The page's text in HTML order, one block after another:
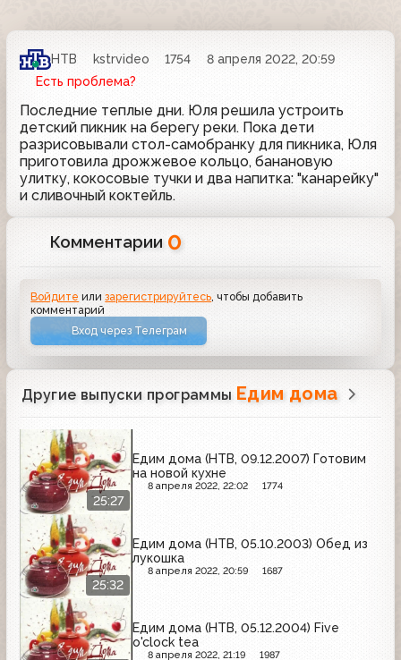
НТВ kstrvideo 1754
8 апреля 2022, 20:59
Есть проблема?
Последние теплые дни. Юля решила устроить
детский пикник на берегу реки. Пока дети
разрисовывали стол-самобранку для пикника, Юля
приготовила дрожжевое кольцо, банановую
улитку, кокосовые тучки и два напитка: "канарейку"
и сливочный коктейль.
Комментарии 0
Войдите илизарегистрируйтесь , чтобы добавить
комментарий
Вход через Телеграм
Другие выпуски программы Едим дома
25:27
Едим дома (НТВ, 09.12.2007) Готовим
на новой кухне
8 апреля 2022, 22:02 1774
25:32
Едим дома (НТВ, 05.10.2003) Обед из
лукошка
8 апреля 2022, 20:59 1687
Едим дома (НТВ, 05.12.2004) Five
o'clock tea
8 апреля 2022, 21:19 1987